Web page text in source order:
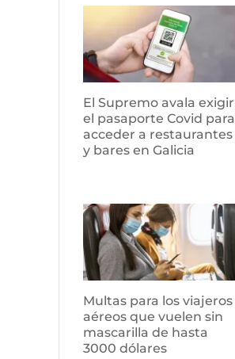
El Supremo avala exigir
el pasaporte Covid para
acceder a restaurantes
y bares en Galicia
Multas para los viajeros
aéreos que vuelen sin
mascarilla de hasta
3000 dólares